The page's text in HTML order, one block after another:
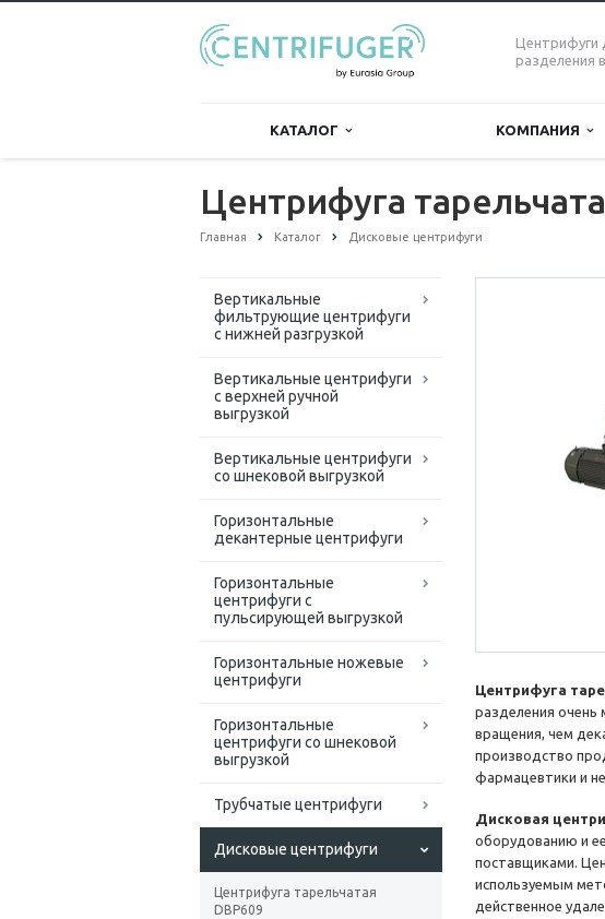
Центрифуги
разделения
КАТАЛОГ КОМПАНИЯ
Центрифуга
Главная Каталог Дисковые центрифуги
Вертикальные
фильтрующие центрифуги
с нижней разгрузкой
Вертикальные центрифуги
с верхней ручной
выгрузкой
Вертикальные центрифуги
со шнековой выгрузкой
Горизонтальные
декантерные центрифуги
Горизонтальные
центрифуги с
пульсирующей выгрузкой
Горизонтальные ножевые
центрифуги
Горизонтальные
центрифуги со шнековой
выгрузкой
Трубчатые центрифуги
Дисковые центрифуги
Центрифуга тарельчатая
DBP609
Центрифуга
разделения очень
вращения, чем
производство
фармацевтики и
Дисковая
оборудованию и
поставщиками.
используемым
действенное